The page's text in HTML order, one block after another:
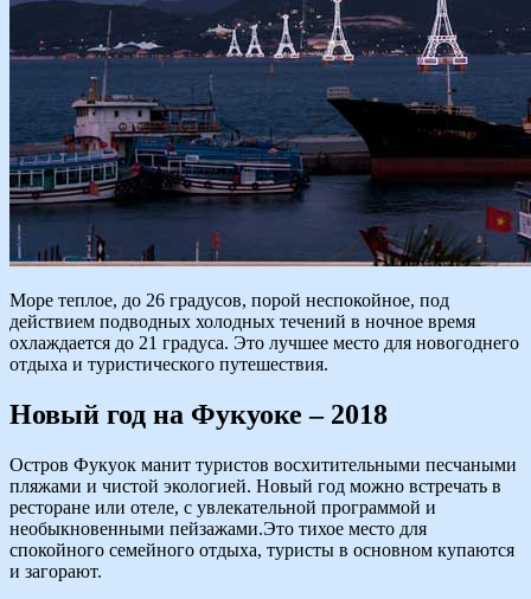
Море теплое, до 26 градусов, порой неспокойное, под
действием подводных холодных течений в ночное время
охлаждается до 21 градуса. Это лучшее место для новогоднего
отдыха и туристического путешествия.
Новый год на Фукуоке – 2018
Остров Фукуок манит туристов восхитительными песчаными
пляжами и чистой экологией. Новый год можно встречать в
ресторане или отеле, с увлекательной программой и
необыкновенными пейзажами.Это тихое место для
спокойного семейного отдыха, туристы в основном купаются
и загорают.